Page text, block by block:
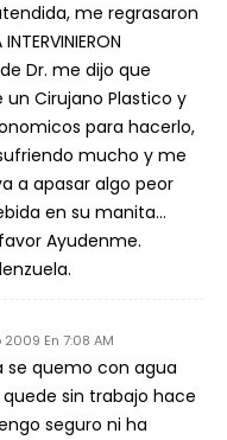
me regrasaron
de Dr. me dijo que
Cirujano Plastico y
para hacerlo,
mucho y me
a apasar algo peor
en su manita…
Ayudenme.
2009 En 7:08 AM
se quemo con agua
sin trabajo hace
seguro ni ha